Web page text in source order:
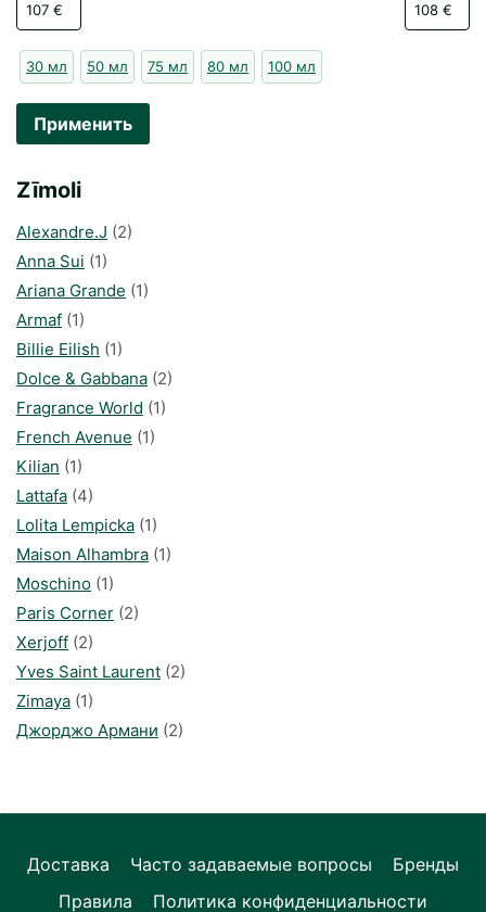
30 мл 50 мл 75 мл 80 мл 100 мл
Применить
Zīmoli
Alexandre.J (2)
Anna Sui (1)
Ariana Grande (1)
Armaf (1)
Billie Eilish (1)
Dolce & Gabbana (2)
Fragrance World (1)
French Avenue (1)
Kilian (1)
Lattafa (4)
Lolita Lempicka (1)
Maison Alhambra (1)
Moschino (1)
Paris Corner (2)
Xerjoff (2)
Yves Saint Laurent (2)
Zimaya (1)
Джорджо Армани (2)
Доставка Часто задаваемые вопросы
Бренды
Правила
Политика конфиденциальности